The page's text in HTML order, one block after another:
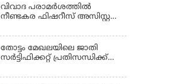
വിവാദ പരാമര്‍ശത്തില്‍
നീണ്ടകര ഫിഷറീസ് അസിസ്റ്റന്റ്
തോട്ടം മേഖലയിലെ ജാതി
സര്‍ട്ടിഫിക്കറ്റ് പ്രതിസന്ധിക്ക്